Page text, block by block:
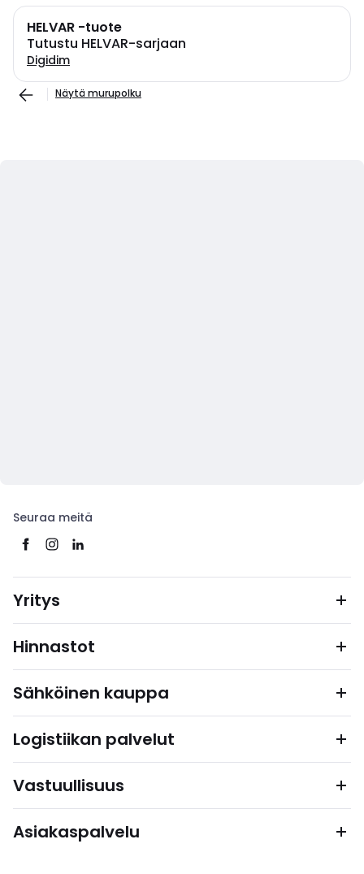
HELVAR -tuote
Tutustu HELVAR-sarjaan
Digidim
Näytä murupolku
Seuraa meitä
Yritys
Hinnastot
Sähköinen kauppa
Logistiikan palvelut
Vastuullisuus
Asiakaspalvelu